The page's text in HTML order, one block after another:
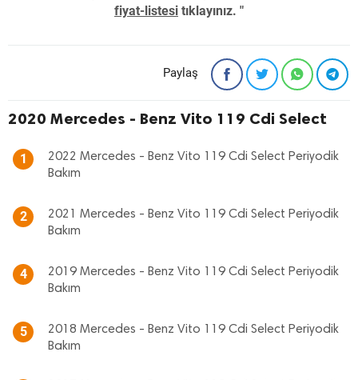
fiyat-listesi tıklayınız. "
Paylaş
2020 Mercedes - Benz Vito 119 Cdi Select
1
2022 Mercedes - Benz Vito 119 Cdi Select Periyodik
Bakım
2
2021 Mercedes - Benz Vito 119 Cdi Select Periyodik
Bakım
4
2019 Mercedes - Benz Vito 119 Cdi Select Periyodik
Bakım
5
2018 Mercedes - Benz Vito 119 Cdi Select Periyodik
Bakım